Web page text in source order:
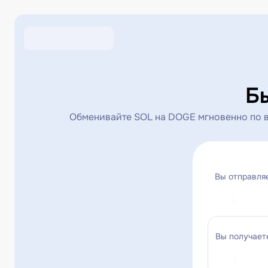
Обменивайте SOL на DOGE мгновенно
Вы
Вы